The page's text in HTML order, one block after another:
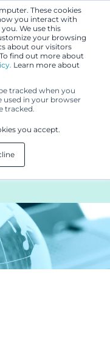
These cookies
you interact with
We use this
your browsing
about our visitors
find out more about
Learn more about
tracked when you
used in your browser
tracked.
you accept.
siihen